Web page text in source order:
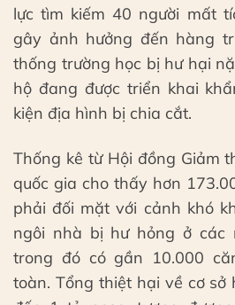
lực tìm kiếm 40 người mất
gây ảnh hưởng đến hàng
thống trường học bị hư hại
hộ đang được triển khai
kiện địa hình bị chia cắt.
Thống kê từ Hội đồng Giảm
quốc gia cho thấy hơn
phải đối mặt với cảnh khó
ngôi nhà bị hư hỏng ở các
trong đó có gần 10.000
toàn. Tổng thiệt hại về cơ sở